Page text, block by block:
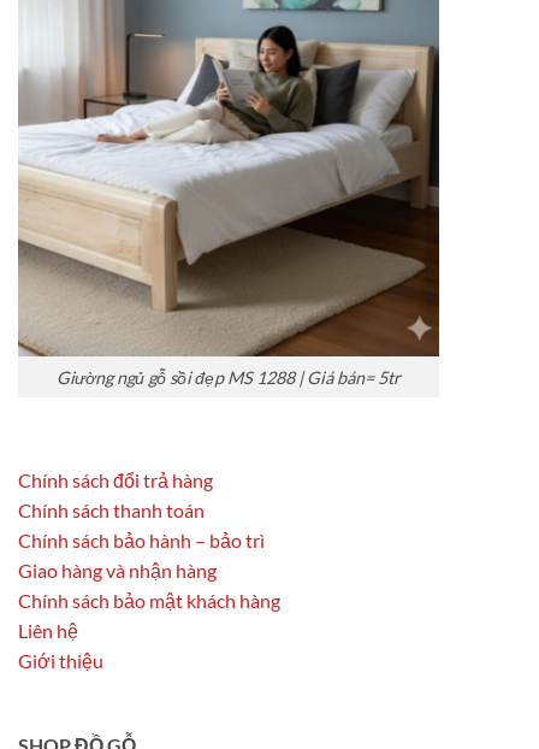
Giường ngủ gỗ sồi đẹp MS 1288 | Giá bán= 5tr
Chính sách đổi trả hàng
Chính sách thanh toán
Chính sách bảo hành – bảo trì
Giao hàng và nhận hàng
Chính sách bảo mật khách hàng
Liên hệ
Giới thiệu